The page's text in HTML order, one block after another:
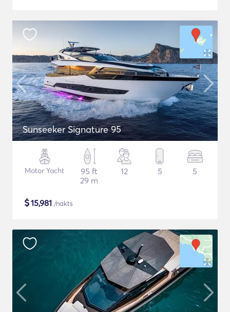
Sunseeker Signature 95
Motor Yacht
95 ft
29 m
12 5 5
$15,981 /nakts